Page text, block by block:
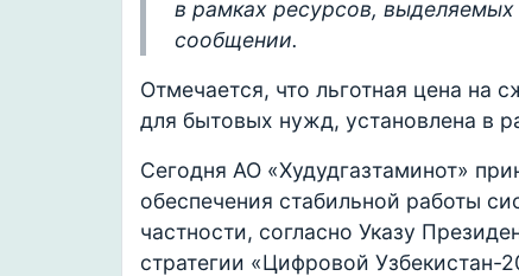
в рамках ресурсов,
сообщении.
Отмечается, что льготная цена на
для бытовых нужд, установлена ​​в
Сегодня АО «Худудгазтаминот»
обеспечения стабильной работы
частности, согласно Указу
стратегии «Цифровой Узбекистан-